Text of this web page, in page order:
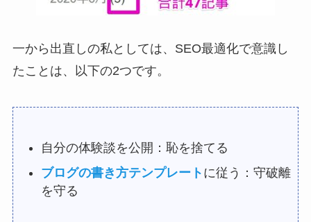
一から出直しの私としては、SEO最適化で意識し
たことは、以下の2つです。
自分の体験談を公開：恥を捨てる
ブログの書き方テンプレート に従う：守破離
を守る